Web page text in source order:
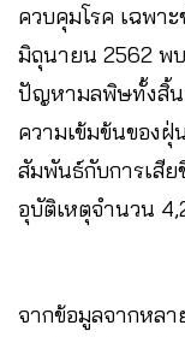
ควบคุมโรค เฉพา
มิถุนายน 2562 พ
ปัญหามลพิษทั้งสิ้น
ความเข้มข้นของ
สัมพันธ์กับการเสีย
อุบัติเหตุจำนวน
จากข้อมูลจากหล